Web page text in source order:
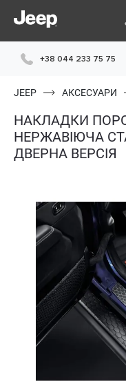
+38 044 233 75 75
JEEP АКСЕСУАРИ
НАКЛАДКИ
НЕРЖАВІЮЧА
ДВЕРНА ВЕРСІЯ